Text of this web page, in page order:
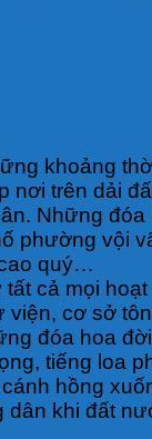
khoảng
nơi trên dải
Những
phường vội
quý…
cả mọi
cơ sở
đóa hoa
tiếng loa
hồng
dân khi đất